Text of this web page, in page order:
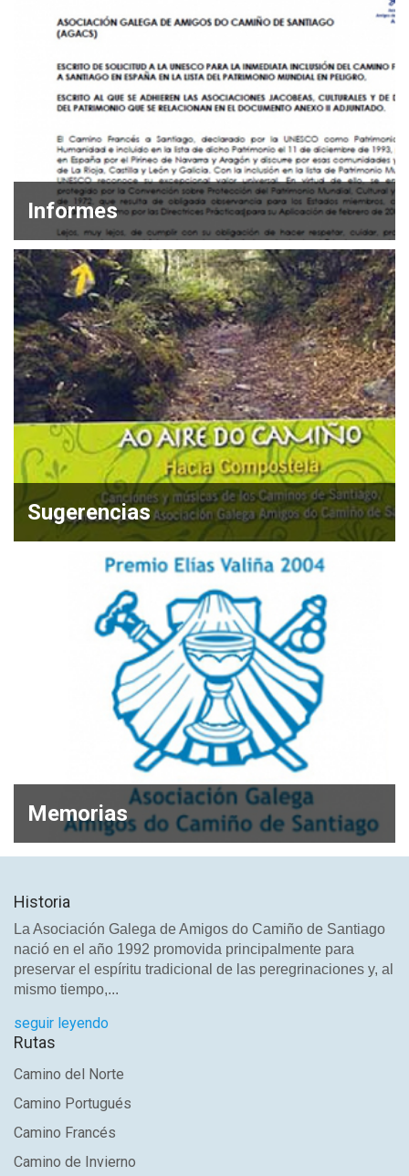
Informes
Sugerencias
Memorias
Historia
La Asociación Galega de Amigos do Camiño de Santiago
nació en el año 1992 promovida principalmente para
preservar el espíritu tradicional de las peregrinaciones y, al
mismo tiempo,...
seguir leyendo
Rutas
Camino del Norte
Camino Portugués
Camino Francés
Camino de Invierno